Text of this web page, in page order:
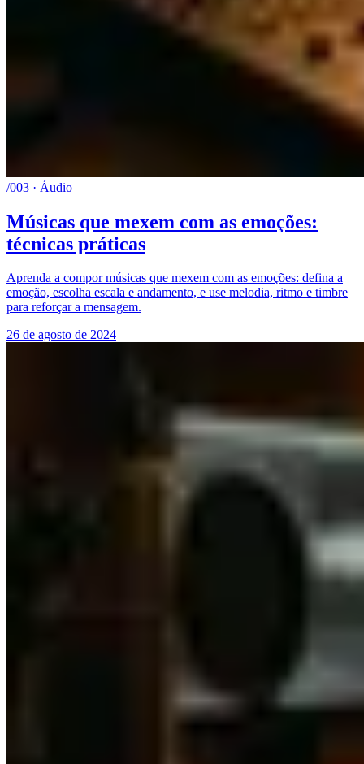
/003 · Áudio
Músicas que mexem com as emoções:
técnicas práticas
Aprenda a compor músicas que mexem com as emoções: defina a
emoção, escolha escala e andamento, e use melodia, ritmo e timbre
para reforçar a mensagem.
26 de agosto de 2024